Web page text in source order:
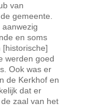
van
gemeente.
en soms
[historische]
werden goed
Ook was er
de Kerkhof en
dat er
zaal van het